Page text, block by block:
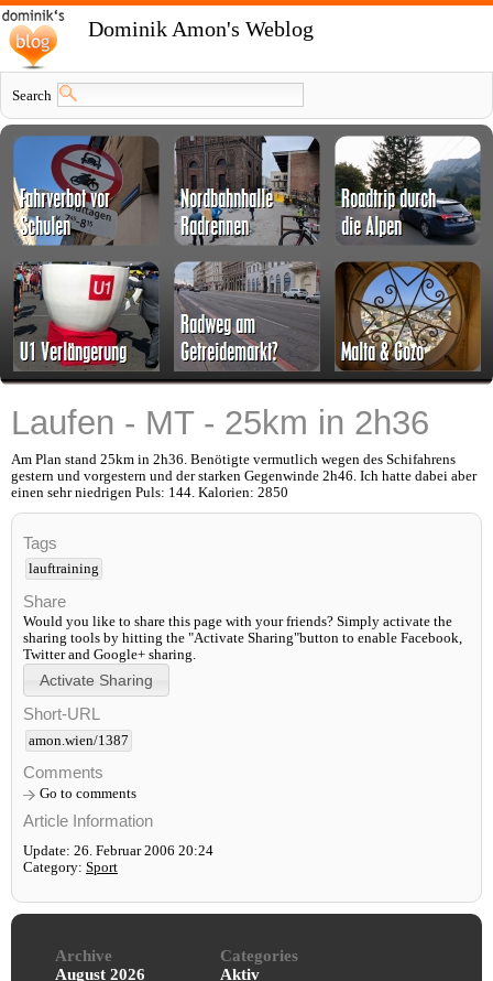
Dominik Amon's Weblog
Search
Laufen - MT - 25km in 2h36
Am Plan stand 25km in 2h36. Benötigte vermutlich wegen des Schifahrens
gestern und vorgestern und der starken Gegenwinde 2h46. Ich hatte dabei aber
einen sehr niedrigen Puls: 144. Kalorien: 2850
Tags
lauftraining
Share
Would you like to share this page with your friends? Simply activate the
sharing tools by hitting the "Activate Sharing"button to enable Facebook,
Twitter and Google+ sharing.
Short-URL
amon.wien/1387
Comments
Go to comments
Article Information
Update: 26. Februar 2006 20:24
Category: Sport
Archive
August 2026
Categories
Aktiv